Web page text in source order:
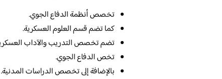
تخصص أنظمة الدفاع الجوي.
كما تضم قسم العلوم العسكرية.
تضم تخصص التدريب والآداب
تخص الدفاع الجوي.
بالإضافة إلى تخصص الدراسات المدنية.